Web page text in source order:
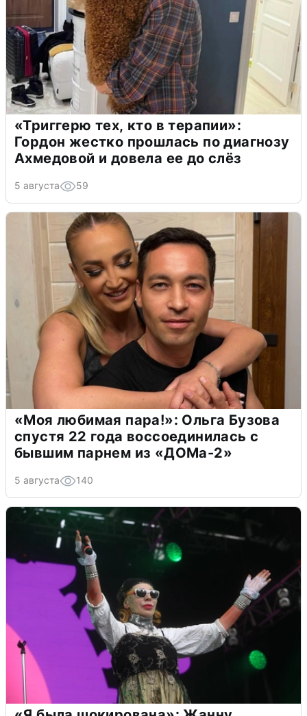
«Триггерю тех, кто в терапии»:
Гордон жестко прошлась по диагнозу
Ахмедовой и довела ее до слёз
5 августа 59
«Моя любимая пара!»: Ольга Бузова
спустя 22 года воссоединилась с
бывшим парнем из «ДОМа-2»
5 августа 140